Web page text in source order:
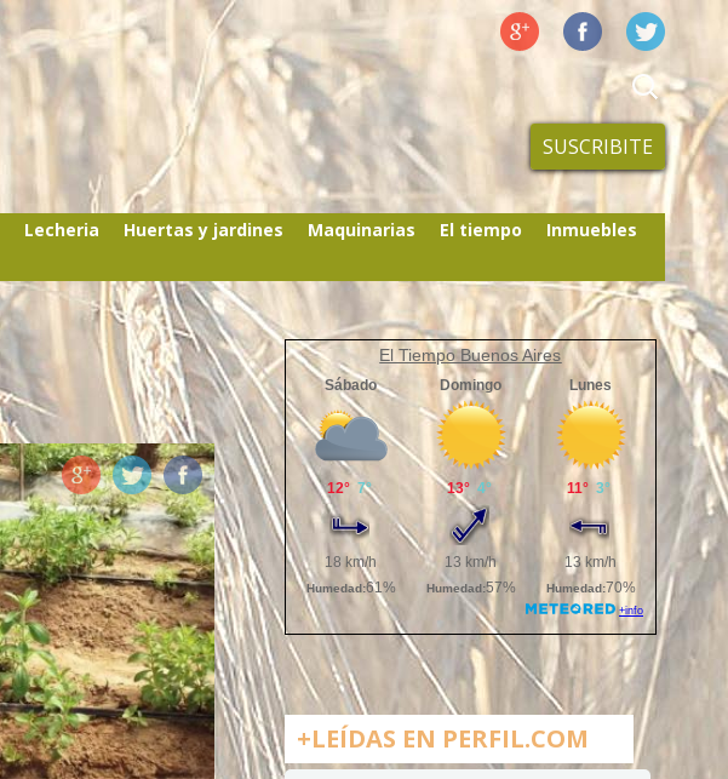
SUSCRIBITE
Lecheria Huertas y jardines Maquinarias El tiempo
Inmuebles
El Tiempo Buenos Aires
+LEÍDAS EN PERFIL.COM